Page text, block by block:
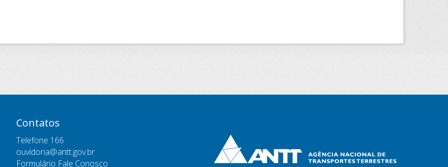
Contatos
Telefone 166
ouvidoria@antt.gov.br
Formulário Fale Conosco